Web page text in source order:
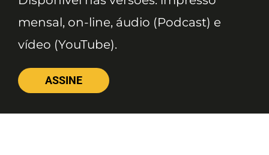
mensal, on-line, áudio (Podcast) e
vídeo (YouTube).
ASSINE